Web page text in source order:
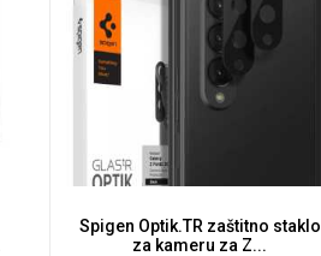
Spigen Optik.TR zaštitno staklo
za kameru za Z...